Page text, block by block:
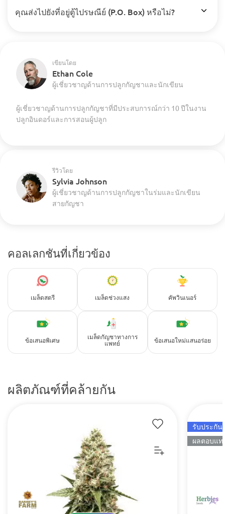
คุณส่งไปยังที่อยู่ตู้ไปรษณีย์ (P.O. Box) หรือไม่?
เขียนโดย
Ethan Cole
ผู้เชี่ยวชาญด้านการปลูกกัญชาและนักเขียน
ผู้เชี่ยวชาญด้านการปลูกกัญชาที่มีประสบการณ์กว่า 10 ปีในงาน
ปลูกอินดอร์และการสอนผู้ปลูก
รีวิวโดย
Sylvia Johnson
ผู้เชี่ยวชาญด้านการปลูกกัญชาในร่มและนักเขียน
สายกัญชา
คอลเลกชันที่เกี่ยวข้อง
เมล็ดสตรี เมล็ดช่วงแสง คัพวินเนอร์
ข้อเสนอพิเศษ
เมล็ดกัญชาทางการ
แพทย์
ข้อเสนอใหม่แสนอร่อย
ผลิตภัณฑ์ที่คล้ายกัน
รับประกัน
ผลตอบแ